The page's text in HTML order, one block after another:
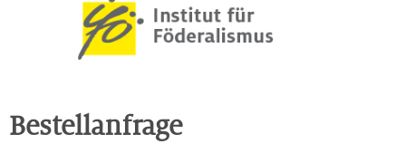
Bestellanfrage